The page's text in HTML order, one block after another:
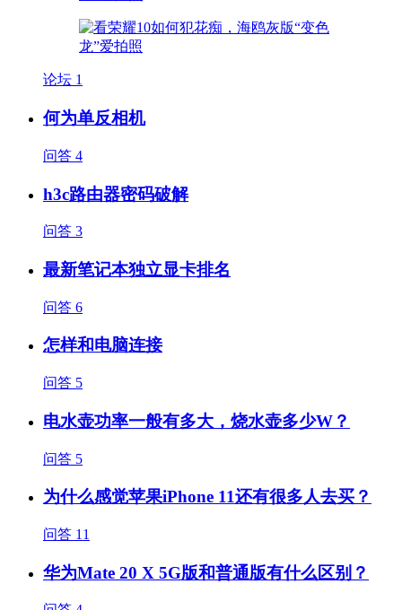
论坛 1
何为单反相机
问答 4
h3c路由器密码破解
问答 3
最新笔记本独立显卡排名
问答 6
怎样和电脑连接
问答 5
电水壶功率一般有多大，烧水壶多少W？
问答 5
为什么感觉苹果iPhone 11还有很多人去买？
问答 11
华为Mate 20 X 5G版和普通版有什么区别？